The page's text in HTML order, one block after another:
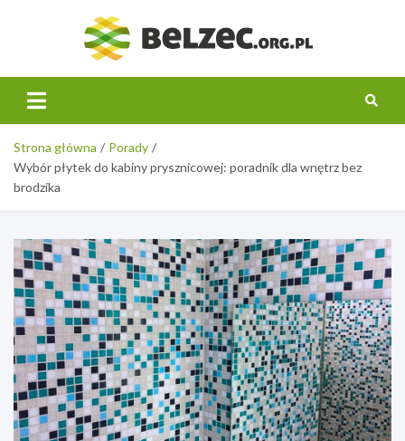
Strona główna
Porady
Wybór płytek do kabiny prysznicowej: poradnik dla wnętrz bez
brodzika